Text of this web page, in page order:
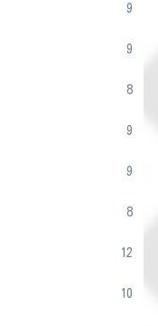
9
9
8
9
9
8
12
10